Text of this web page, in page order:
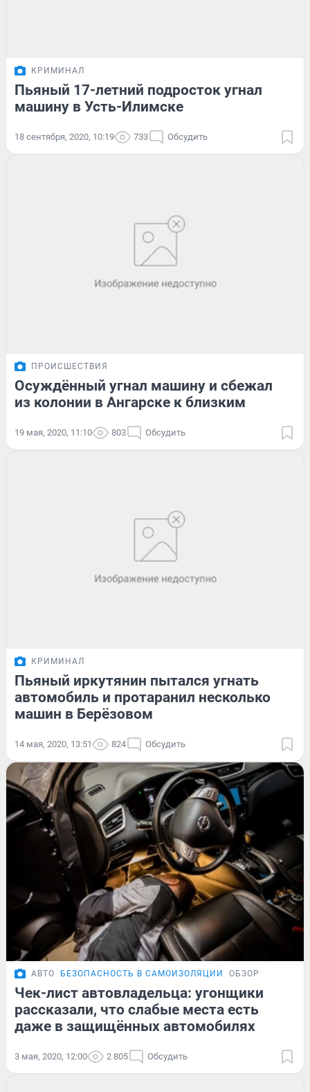
КРИМИНАЛ
Пьяный 17-летний подросток угнал
машину в Усть-Илимске
18 сентября, 2020, 10:19 733 Обсудить
ПРОИСШЕСТВИЯ
Осуждённый угнал машину и сбежал
из колонии в Ангарске к близким
19 мая, 2020, 11:10 803 Обсудить
КРИМИНАЛ
Пьяный иркутянин пытался угнать
автомобиль и протаранил несколько
машин в Берёзовом
14 мая, 2020, 13:51 824 Обсудить
АВТО БЕЗОПАСНОСТЬ В САМОИЗОЛЯЦИИ ОБЗОР
Чек-лист автовладельца: угонщики
рассказали, что слабые места есть
даже в защищённых автомобилях
3 мая, 2020, 12:00 2 805 Обсудить